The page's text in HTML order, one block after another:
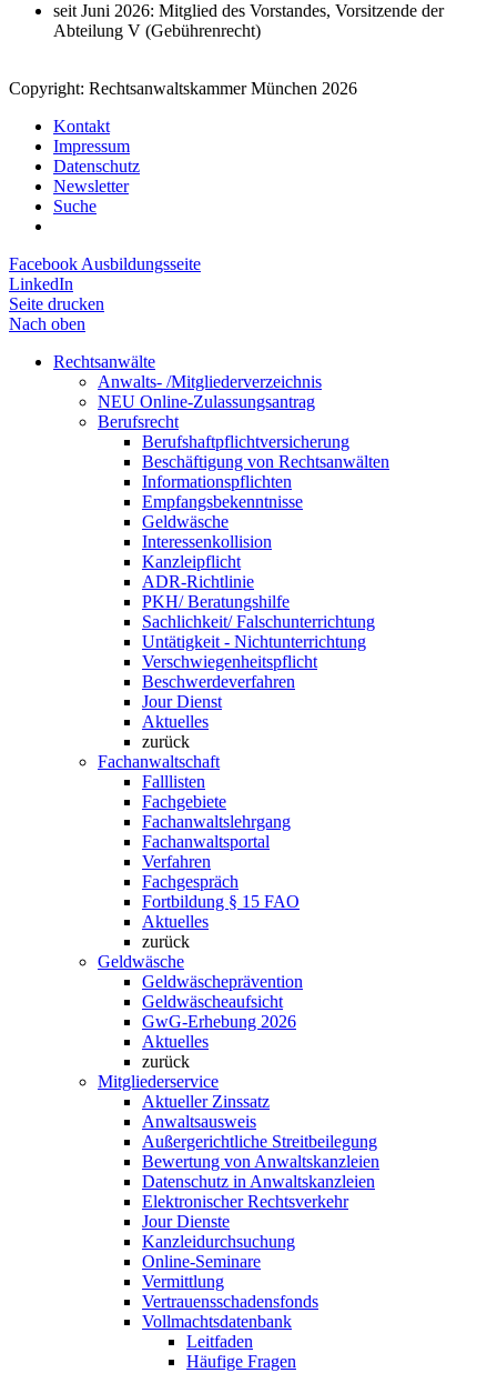
seit Juni 2026: Mitglied des Vorstandes, Vorsitzende der
Abteilung V (Gebührenrecht)
Copyright: Rechtsanwaltskammer München 2026
Kontakt
Impressum
Datenschutz
Newsletter
Suche
Facebook Ausbildungsseite
LinkedIn
Seite drucken
Nach oben
Rechtsanwälte
Anwalts- /Mitgliederverzeichnis
NEU Online-Zulassungsantrag
Berufsrecht
Berufshaftpflichtversicherung
Beschäftigung von Rechtsanwälten
Informationspflichten
Empfangsbekenntnisse
Geldwäsche
Interessenkollision
Kanzleipflicht
ADR-Richtlinie
PKH/ Beratungshilfe
Sachlichkeit/ Falschunterrichtung
Untätigkeit - Nichtunterrichtung
Verschwiegenheitspflicht
Beschwerdeverfahren
Jour Dienst
Aktuelles
zurück
Fachanwaltschaft
Falllisten
Fachgebiete
Fachanwaltslehrgang
Fachanwaltsportal
Verfahren
Fachgespräch
Fortbildung § 15 FAO
Aktuelles
zurück
Geldwäsche
Geldwäscheprävention
Geldwäscheaufsicht
GwG-Erhebung 2026
Aktuelles
zurück
Mitgliederservice
Aktueller Zinssatz
Anwaltsausweis
Außergerichtliche Streitbeilegung
Bewertung von Anwaltskanzleien
Datenschutz in Anwaltskanzleien
Elektronischer Rechtsverkehr
Jour Dienste
Kanzleidurchsuchung
Online-Seminare
Vermittlung
Vertrauensschadensfonds
Vollmachtsdatenbank
Leitfaden
Häufige Fragen